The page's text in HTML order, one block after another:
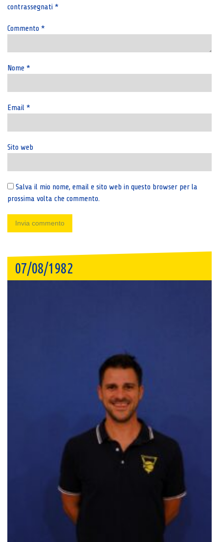
contrassegnati *
Commento *
Nome *
Email *
Sito web
Salva il mio nome, email e sito web in questo browser per la
prossima volta che commento.
07/08/1982